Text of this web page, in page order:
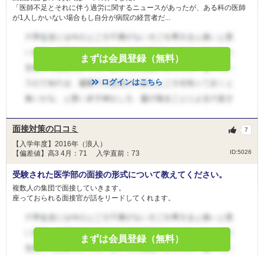
「医師不足とそれに伴う過労に関するニュースがあったが、ある科の医師
が1人しかいない場合もし自分が病院の経営者だ...
まずは会員登録（無料）
ログインはこちら
面接対策の口コミ
【入学年度】2016年（浪人）
【偏差値】高3 4月：71 入学直前：73
ID:5026
7
受験された医学部の面接の形式について教えてください。
複数人の集団で面接していきます。
座っておられる面接官が話をリードしてくれます。
まずは会員登録（無料）